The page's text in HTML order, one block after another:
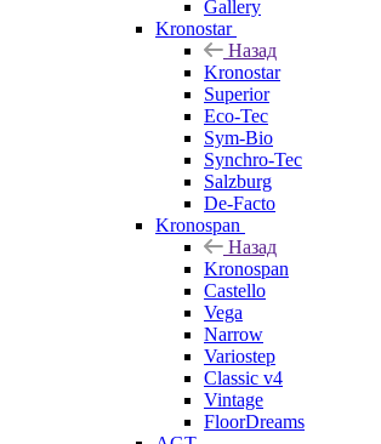
Gallery
Kronostar
Назад
Kronostar
Superior
Eco-Tec
Sym-Bio
Synchro-Tec
Salzburg
De-Facto
Kronospan
Назад
Kronospan
Castello
Vega
Narrow
Variostep
Classic v4
Vintage
FloorDreams